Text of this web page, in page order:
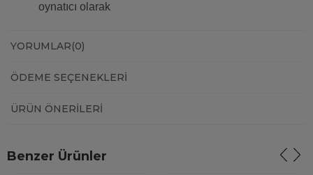
oynatıcı olarak
YORUMLAR(0)
ÖDEME SEÇENEKLERI
ÜRÜN ÖNERILERI
Benzer Ürünler